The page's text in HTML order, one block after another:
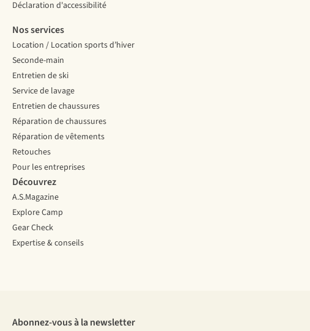
Déclaration d'accessibilité
Nos services
Location / Location sports d’hiver
Seconde-main
Entretien de ski
Service de lavage
Entretien de chaussures
Réparation de chaussures
Réparation de vêtements
Retouches
Pour les entreprises
Découvrez
A.S.Magazine
Explore Camp
Gear Check
Expertise & conseils
Abonnez-vous à la newsletter